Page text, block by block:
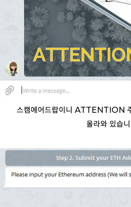
스캠에어드랍이니 ATTENTION
올라와 있습